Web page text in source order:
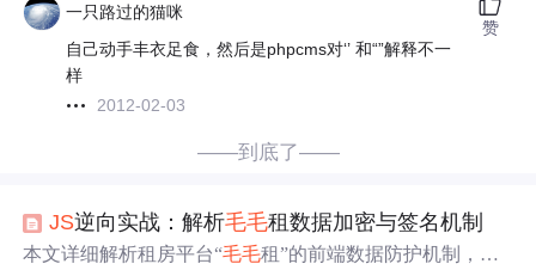
一只路过的猫咪
自己动手丰衣足食，然后是phpcms对‘’ 和“”解释不一
样
2012-02-03
赞
——到底了——
JS逆向实战：解析毛毛租数据加密与签名机制
本文详细解析租房平台“毛毛租”的前端数据防护机制，聚